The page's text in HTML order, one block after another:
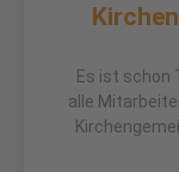
Es ist schon
alle